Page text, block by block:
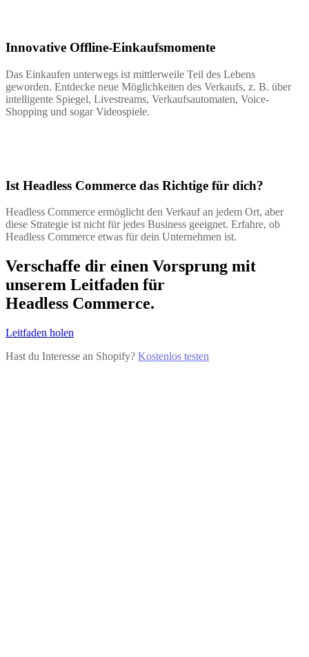
Innovative Offline-Einkaufsmomente
Das Einkaufen unterwegs ist mittlerweile Teil des Lebens
geworden. Entdecke neue Möglichkeiten des Verkaufs, z. B. über
intelligente Spiegel, Livestreams, Verkaufsautomaten, Voice-
Shopping und sogar Videospiele.
Ist Headless Commerce das Richtige für dich?
Headless Commerce ermöglicht den Verkauf an jedem Ort, aber
diese Strategie ist nicht für jedes Business geeignet. Erfahre, ob
Headless Commerce etwas für dein Unternehmen ist.
Verschaffe dir einen Vorsprung mit
unserem Leitfaden für
Headless Commerce.
Leitfaden holen
Hast du Interesse an Shopify? Kostenlos testen